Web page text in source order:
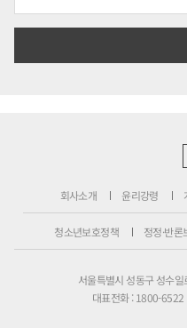
회사소개 윤리강령
청소년보호정책 정정·반론
서울특별시 성동구 성수
대표전화 : 1800-6522